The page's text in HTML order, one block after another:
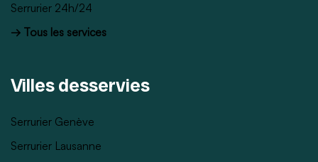
Serrurier 24h/24
→ Tous les services
Villes desservies
Serrurier Genève
Serrurier Lausanne